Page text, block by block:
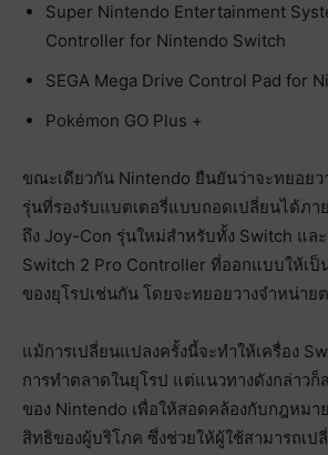
Super Nintendo Entertainment
Controller for Nintendo Switch
SEGA Mega Drive Control Pad for
Pokémon GO Plus +
ขณะเดียวกัน Nintendo ยืนยันว่าจะทยอยว
รุ่นที่รองรับแบตเตอรี่แบบถอดเปลี่ยนได้ภา
ถึง Joy-Con รุ่นใหม่สำหรับทั้ง Switch แล
Switch 2 Pro Controller ที่ออกแบบให้เ
ของยุโรปเช่นกัน โดยจะทยอยวางจำหน่าย
แม้การเปลี่ยนแปลงครั้งนี้จะทำให้เครื่อง
การทำตลาดในยุโรป แต่แนวทางดังกล่าวก็
ของ Nintendo เพื่อให้สอดคล้องกับกฎหม
สิทธิของผู้บริโภค ซึ่งช่วยให้ผู้ใช้สามารถเป